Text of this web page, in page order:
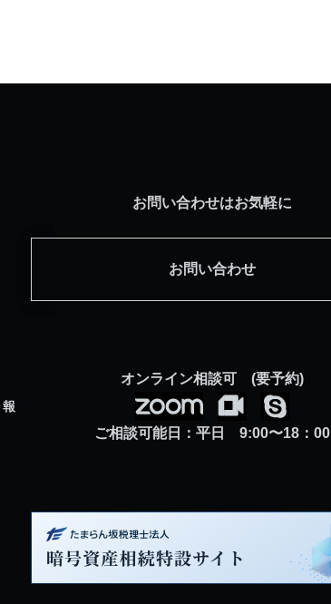
お問い合わせはお気軽に
お問い合わせ
オンライン相談可 (要予約)
ご相談可能日：平日 9:00〜18：00